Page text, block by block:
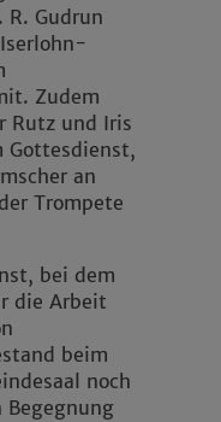
R. Gudrun
Zudem
Rutz und Iris
Gottesdienst,
an
Trompete
bei dem
die Arbeit
beim
noch
Begegnung